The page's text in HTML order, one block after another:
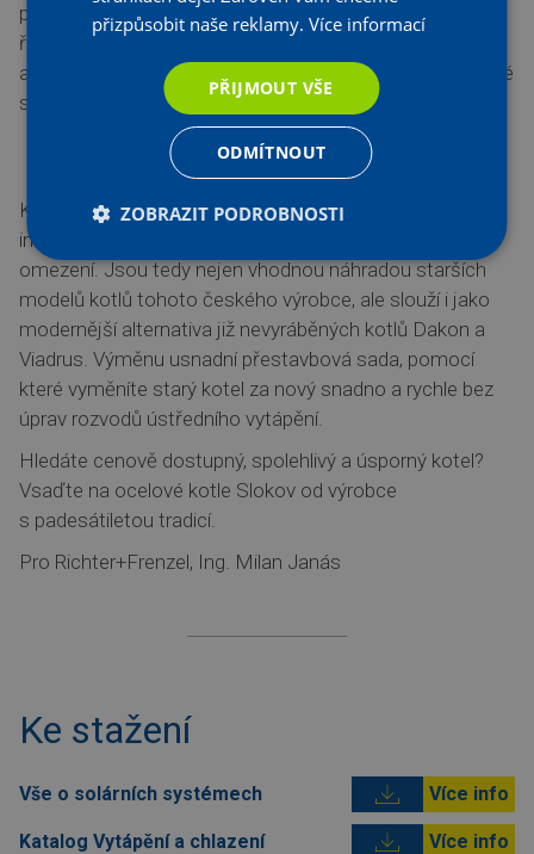
přikládat budete jednou za tři až pět dní. Topení můžete
řídit termostatem přímo z obývacího pokoje. Účinnost
automatických kotlů
SLOKOV
dosahuje až 90 % při nízké
spotřebě pelet i elektrické energie.
Snadná náhrada starších modelů
Kotle Slokovsplňují nejpřísnější emisní kritéria a jejich
instalace i provoz mohou probíhat bez časového
omezení. Jsou tedy nejen vhodnou náhradou starších
modelů kotlů tohoto českého výrobce, ale slouží i jako
modernější alternativa již nevyráběných kotlů Dakon a
Viadrus. Výměnu usnadní přestavbová sada, pomocí
které vyměníte starý kotel za nový snadno a rychle bez
úprav rozvodů ústředního vytápění.
Hledáte cenově dostupný, spolehlivý a úsporný kotel?
Vsaďte na ocelové kotle Slokov od výrobce
s padesátiletou tradicí.
Pro Richter+Frenzel, Ing. Milan Janás
Ke stažení
Vše o solárních systémech Více info
Katalog Vytápění a chlazení Více info
přizpůsobit naše reklamy.Více informací
PŘIJMOUT VŠE
ODMÍTNOUT
ZOBRAZIT PODROBNOSTI